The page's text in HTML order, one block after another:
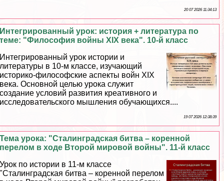
20 07 2026 11:34:13
Интегрированный урок: история + литература по
теме: "Философия войны XIX века". 10-й класс
Интегрированный урок истории и
литературы в 10-м классе, изучающий
историко-философские аспекты войн XIX
века. Основной целью урока служит
создание условий развития креативного и
исследовательского мышления обучающихся....
19 07 2026 12:38:39
Тема урока: "Сталинградская битва – коренной
перелом в ходе Второй мировой войны". 11-й класс
Урок по истории в 11-м классе
"Сталинградская битва – коренной перелом